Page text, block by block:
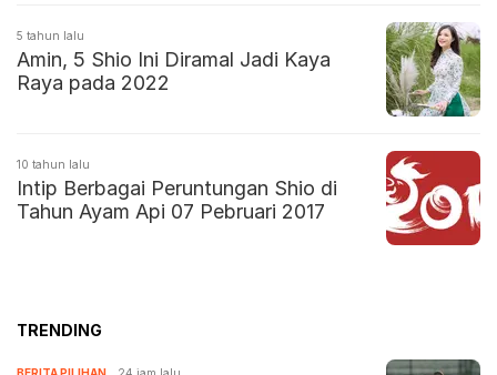
5 tahun lalu
Amin, 5 Shio Ini Diramal Jadi Kaya
Raya pada 2022
10 tahun lalu
Intip Berbagai Peruntungan Shio di
Tahun Ayam Api 07 Pebruari 2017
TRENDING